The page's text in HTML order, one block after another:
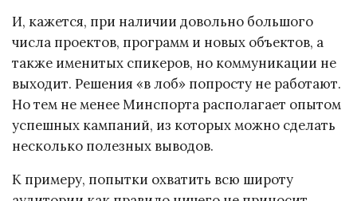
И, кажется, при наличии довольно большого
числа проектов, программ и новых объектов, а
также именитых спикеров, но коммуникации не
выходит. Решения «в лоб» попросту не работают.
Но тем не менее Минспорта располагает опытом
успешных кампаний, из которых можно сделать
несколько полезных выводов.
К примеру, попытки охватить всю широту